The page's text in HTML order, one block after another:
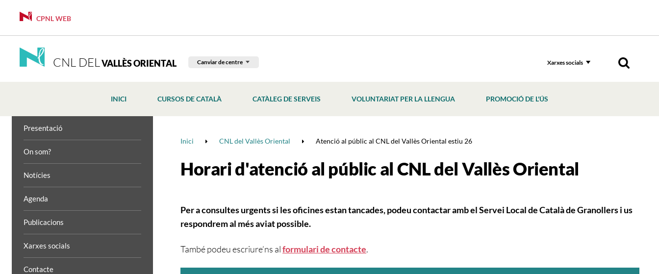
CPNL WEB
CNL DELVALLÈS ORIENTAL Canviar de centre Xarxes socials
INICI CURSOS DE CATALÀ CATÀLEG DE SERVEIS VOLUNTARIAT PER LA LLENGUA PROMOCIÓ DE L'ÚS
Presentació
On som?
Notícies
Agenda
Publicacions
Xarxes socials
Contacte
Inici CNL del Vallès Oriental Atenció al públic al CNL del Vallès Oriental estiu 26
Horari d'atenció al públic al CNL del Vallès Oriental
Per a consultes urgents si les oficines estan tancades, podeu contactar amb el Servei Local de Català de Granollers i us
respondrem al més aviat possible.
També podeu escriure’ns alformulari de contacte.